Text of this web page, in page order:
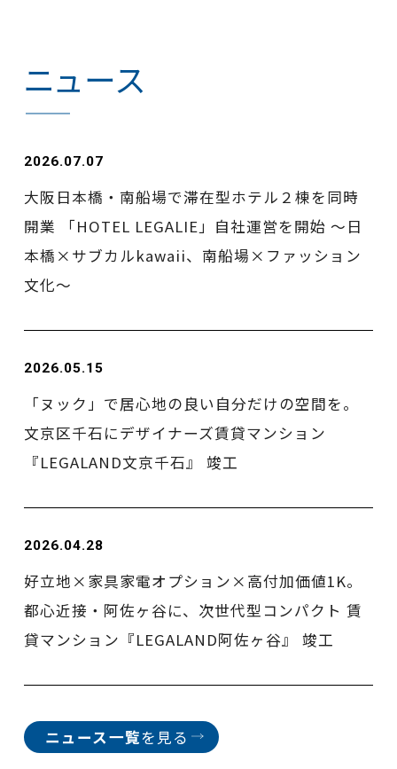
ニュース
2026.07.07
大阪日本橋・南船場で滞在型ホテル２棟を同時
開業 「HOTEL LEGALIE」自社運営を開始 ～日
本橋×サブカルkawaii、南船場×ファッション
文化～
2026.05.15
「ヌック」で居心地の良い自分だけの空間を。
文京区千石にデザイナーズ賃貸マンション
『LEGALAND文京千石』 竣工
2026.04.28
好立地×家具家電オプション×高付加価値1K。
都心近接・阿佐ヶ谷に、次世代型コンパクト 賃
貸マンション『LEGALAND阿佐ヶ谷』 竣工
ニュース一覧を見る